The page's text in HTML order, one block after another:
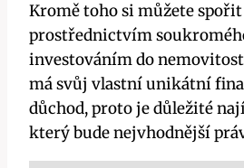
Kromě toho si můžete
prostřednictvím
investováním do
má svůj vlastní unikátní
důchod, proto je důležité
který bude nejvhodnější